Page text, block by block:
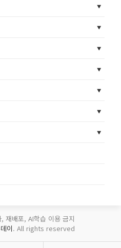
재배포, AI학습 이용 금지
이. All rights reserved